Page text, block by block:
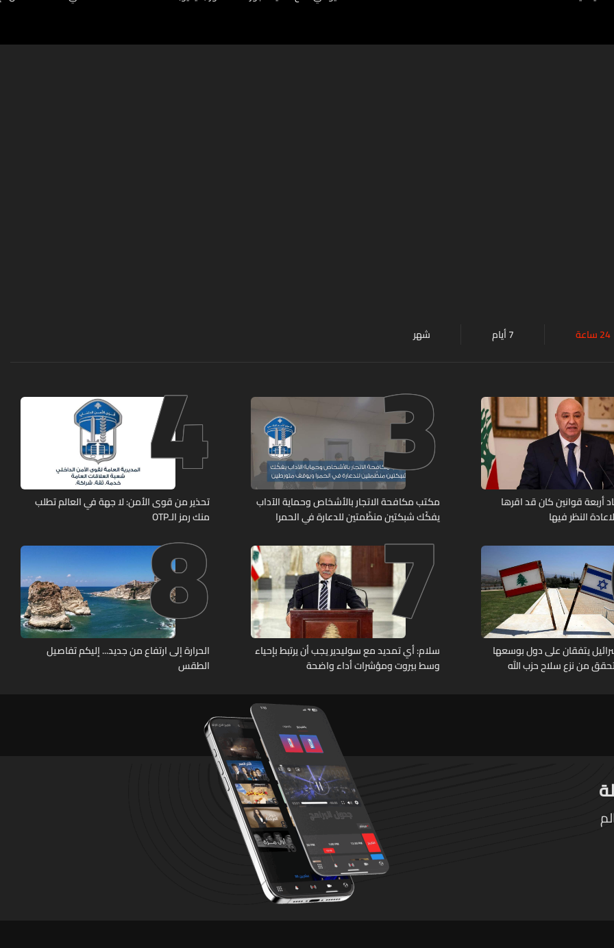
24 ساعة 7 أيام شهر
أربعة قوانين كان قد اقرها
النظر فيها
3
مكتب مكافحة الاتجار بالأشخاص وحماية الآداب
يفكّك شبكتين منظّمتين للدعارة في الحمرا
4
تحذير من قوى الأمن: لا جهة في العالم تطلب
منك رمز الـOTP
يتفقان على دول بوسعها
من نزع سلاح حزب الله
7
سلام: أي تمديد مع سوليدير يجب أن يرتبط بإحياء
وسط بيروت ومؤشرات أداء واضحة
8
الحرارة إلى ارتفاع من جديد... إليكم تفاصيل
الطقس